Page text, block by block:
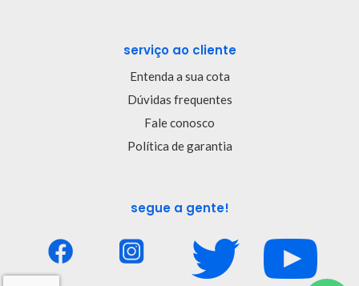
serviço ao cliente
Entenda a sua cota
Dúvidas frequentes
Fale conosco
Política de garantia
segue a gente!